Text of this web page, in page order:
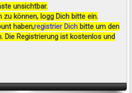
unsichtbar.
zu können, logg Dich bitte ein.
haben,registrier Dich bitte um den
Die Registrierung ist kostenlos und